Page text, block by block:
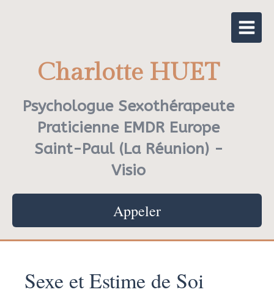
Charlotte HUET
Psychologue Sexothérapeute
Praticienne EMDR Europe
Saint-Paul (La Réunion) -
Visio
Appeler
Sexe et Estime de Soi